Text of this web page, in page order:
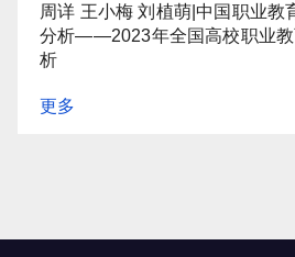
周详 王小梅 刘植萌|中国职业教
分析——2023年全国高校职业教
析
更多